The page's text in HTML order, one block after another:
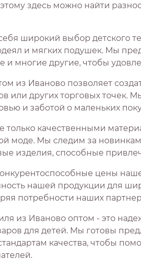
здесь можно найти
широкий выбор детского
и мягких подушек. Мы
многие другие, чтобы
из Иваново позволяет
или других торговых точек.
и заботой о маленьких
только качественными
моде. Мы следим за
изделия, способные
цены
нашей продукции для
потребности наших
из Иваново оптом - это
для детей. Мы готовы
качества, чтобы